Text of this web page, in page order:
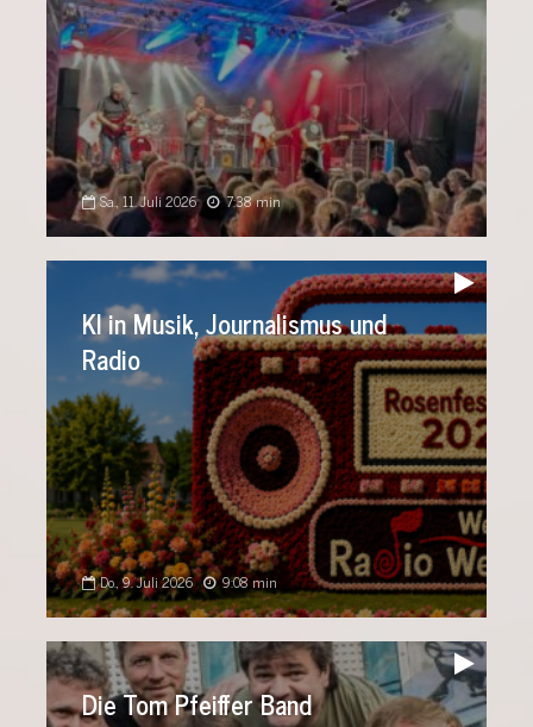
Sa., 11. Juli 2026 7:38 min
Audio-
Player
KI in Musik, Journalismus und
Radio
Do., 9. Juli 2026 9:08 min
Audio-
Player
Die Tom Pfeiffer Band